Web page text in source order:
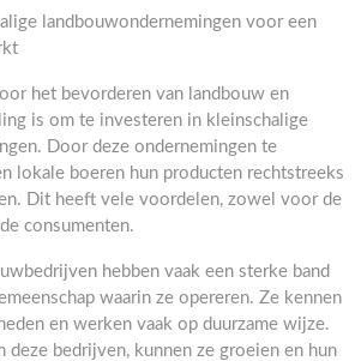
landbouwondernemingen voor een
het bevorderen van landbouw en
is om te investeren in kleinschalige
Door deze ondernemingen te
lokale boeren hun producten rechtstreeks
Dit heeft vele voordelen, zowel voor de
consumenten.
hebben vaak een sterke band
waarin ze opereren. Ze kennen
en werken vaak op duurzame wijze.
deze bedrijven, kunnen ze groeien en hun